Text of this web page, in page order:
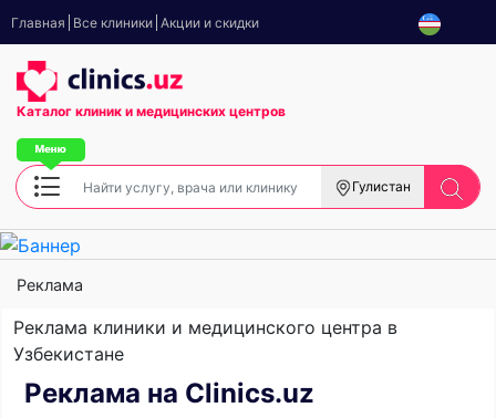
Главная Все клиники Акции и скидки
Каталог клиник и медицинских центров
Гулистан
Реклама
Реклама клиники и медицинского центра в
Узбекистане
Реклама на Clinics.uz